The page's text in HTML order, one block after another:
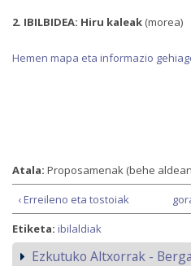
2. IBILBIDEA: Hiru kaleak (morea)
Hemen mapa eta informazio
Atala: Proposamenak (behe
‹ Erreileno eta tostoiak
Etiketa: ibilaldiak
Ezkutuko Altxorrak -